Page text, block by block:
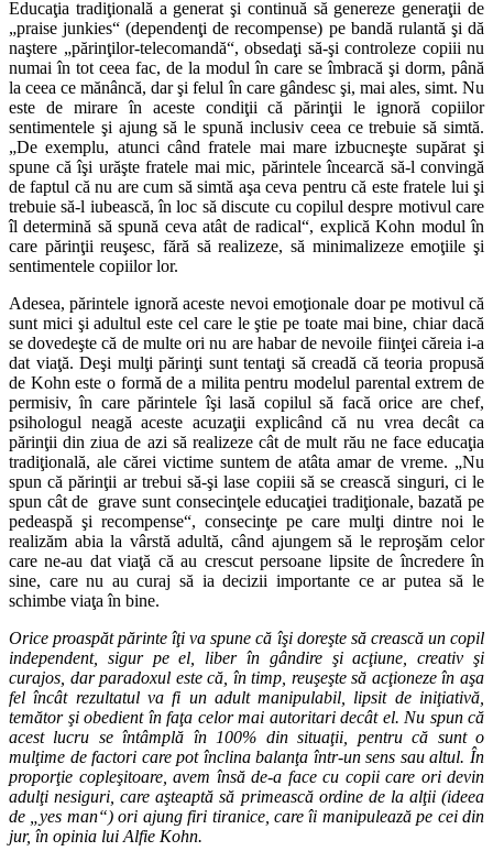
Educaţia tradiţională a generat şi continuă să genereze generaţii de
„praise junkies“ (dependenţi de recompense) pe bandă rulantă şi dă
naştere „părinţilor-telecomandă“, obsedaţi să-şi controleze copiii nu
numai în tot ceea fac, de la modul în care se îmbracă şi dorm, până
la ceea ce mănâncă, dar şi felul în care gândesc şi, mai ales, simt. Nu
este de mirare în aceste condiţii că părinţii le ignoră copiilor
sentimentele şi ajung să le spună inclusiv ceea ce trebuie să simtă.
„De exemplu, atunci când fratele mai mare izbucneşte supărat şi
spune că îşi urăşte fratele mai mic, părintele încearcă să-l convingă
de faptul că nu are cum să simtă aşa ceva pentru că este fratele lui şi
trebuie să-l iubească, în loc să discute cu copilul despre motivul care
îl determină să spună ceva atât de radical“, explică Kohn modul în
care părinţii reuşesc, fără să realizeze, să minimalizeze emoţiile şi
sentimentele copiilor lor.
Adesea, părintele ignoră aceste nevoi emoţionale doar pe motivul că
sunt mici şi adultul este cel care le ştie pe toate mai bine, chiar dacă
se dovedeşte că de multe ori nu are habar de nevoile fiinţei căreia i-a
dat viaţă. Deşi mulţi părinţi sunt tentaţi să creadă că teoria propusă
de Kohn este o formă de a milita pentru modelul parental extrem de
permisiv, în care părintele îşi lasă copilul să facă orice are chef,
psihologul neagă aceste acuzaţii explicând că nu vrea decât ca
părinţii din ziua de azi să realizeze cât de mult rău ne face educaţia
tradiţională, ale cărei victime suntem de atâta amar de vreme. „Nu
spun că părinţii ar trebui să-şi lase copiii să se crească singuri, ci le
spun cât de grave sunt consecinţele educaţiei tradiţionale, bazată pe
pedeaspă şi recompense“, consecinţe pe care mulţi dintre noi le
realizăm abia la vârstă adultă, când ajungem să le reproşăm celor
care ne-au dat viaţă că au crescut persoane lipsite de încredere în
sine, care nu au curaj să ia decizii importante ce ar putea să le
schimbe viaţa în bine.
Orice proaspăt părinte îţi va spune că îşi doreşte să crească un copil
independent, sigur pe el, liber în gândire şi acţiune, creativ şi
curajos, dar paradoxul este că, în timp, reuşeşte să acţioneze în aşa
fel încât rezultatul va fi un adult manipulabil, lipsit de iniţiativă,
temător şi obedient în faţa celor mai autoritari decât el. Nu spun că
acest lucru se întâmplă în 100% din situaţii, pentru că sunt o
mulţime de factori care pot înclina balanţa într-un sens sau altul. În
proporţie copleşitoare, avem însă de-a face cu copii care ori devin
adulţi nesiguri, care aşteaptă să primească ordine de la alţii (ideea
de „yes man“) ori ajung firi tiranice, care îi manipulează pe cei din
jur, în opinia lui Alfie Kohn.